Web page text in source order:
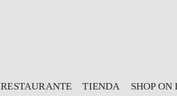
RESTAURANTE TIENDA SHOP ON